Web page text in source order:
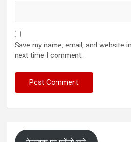
Save my name, email, and website
next time I comment.